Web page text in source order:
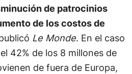
de patrocinios
de los costos de
Le Monde. En el caso
42% de los 8 millones de
de fuera de Europa,